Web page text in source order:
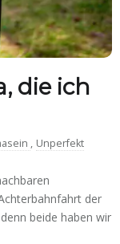
die ich
, Unperfekt
der
beide haben wir